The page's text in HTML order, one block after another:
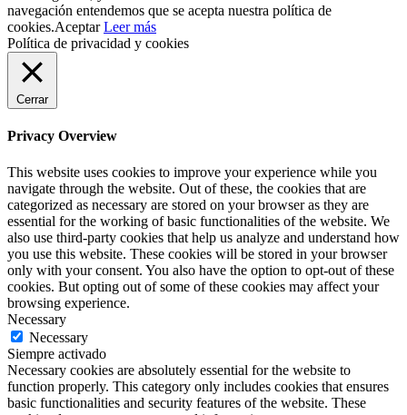
navegación entendemos que se acepta nuestra política de
cookies.Aceptar Leer más
Política de privacidad y cookies
Cerrar
Privacy Overview
This website uses cookies to improve your experience while you
navigate through the website. Out of these, the cookies that are
categorized as necessary are stored on your browser as they are
essential for the working of basic functionalities of the website. We
also use third-party cookies that help us analyze and understand how
you use this website. These cookies will be stored in your browser
only with your consent. You also have the option to opt-out of these
cookies. But opting out of some of these cookies may affect your
browsing experience.
Necessary
Necessary
Siempre activado
Necessary cookies are absolutely essential for the website to
function properly. This category only includes cookies that ensures
basic functionalities and security features of the website. These